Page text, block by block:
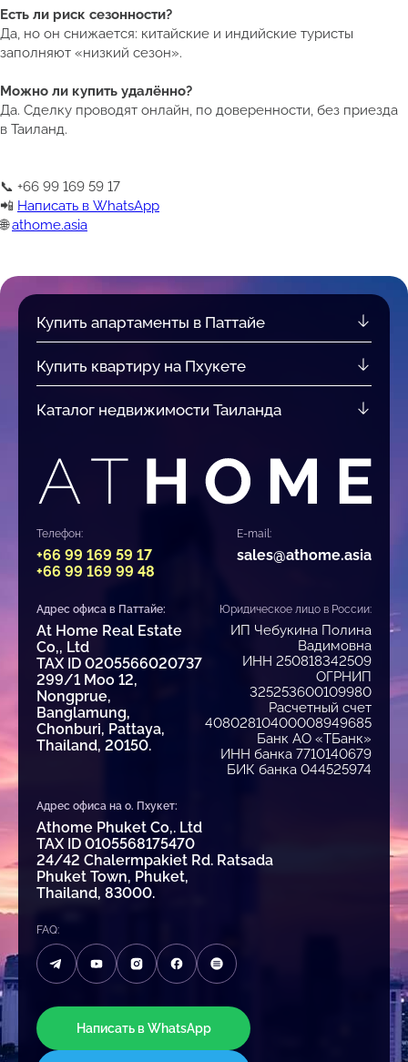
Есть ли риск сезонности?
Да, но он снижается: китайские и индийские туристы
заполняют «низкий сезон».
Можно ли купить удалённо?
Да. Сделку проводят онлайн, по доверенности, без приезда
в Таиланд.
📞 +66 99 169 59 17
📲 Написать в WhatsApp
🌐 athome.asia
Купить апартаменты в Паттайе
Купить квартиру на Пхукете
Каталог недвижимости Таиланда
Телефон:
+66 99 169 59 17
+66 99 169 99 48
E-mail:
sales@athome.asia
Адрес офиса в Паттайе:
At Home Real Estate
Co,, Ltd
TAX ID 0205566020737
299/1 Moo 12,
Nongprue,
Banglamung,
Chonburi, Pattaya,
Thailand, 20150.
Юридическое лицо в России:
ИП Чебукина Полина
Вадимовна
ИНН 250818342509
ОГРНИП
325253600109980
Расчетный счет
40802810400008949685
Банк АО «ТБанк»
ИНН банка 7710140679
БИК банка 044525974
Адрес офиса на о. Пхукет:
Athome Phuket Co,. Ltd
TAX ID 0105568175470
24/42 Chalermpakiet Rd. Ratsada
Phuket Town, Phuket,
Thailand, 83000.
FAQ:
Написать в WhatsApp